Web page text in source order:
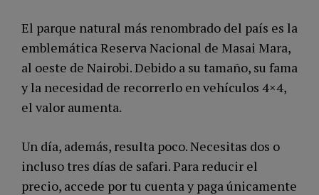
El parque natural más renombrado del país es la
emblemática Reserva Nacional de Masai Mara,
al oeste de Nairobi. Debido a su tamaño, su fama
y la necesidad de recorrerlo en vehículos 4×4,
el valor aumenta.
Un día, además, resulta poco. Necesitas dos o
incluso tres días de safari. Para reducir el
precio, accede por tu cuenta y paga únicamente